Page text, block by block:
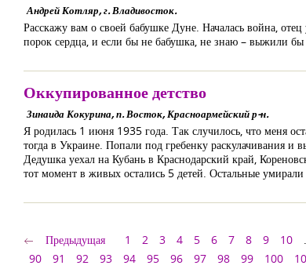
Андрей Котляр, г. Владивосток.
Расскажу вам о своей бабушке Дуне. Началась война,
порок сердца, и если бы не бабушка, не знаю – выжили
Оккупированное детство
Зинаида Кокурина, п. Восток, Красноармейский р-н.
Я родилась 1 июня 1935 года. Так случилось, что меня
тогда в Украине. Попали под гребенку раскулачивания и
Дедушка уехал на Кубань в Краснодарский край,
тот момент в живых остались 5 детей. Остальные
Предыдущая 1 2 3 4 5 6 7 8 9 10
90
91 92 93 94 95 96 97 98 99 100